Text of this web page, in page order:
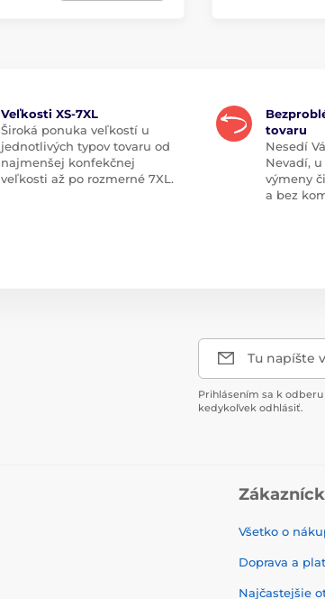
Veľkosti XS-7XL
Široká ponuka veľkostí u
jednotlivých typov tovaru od
najmenšej konfekčnej
veľkosti až po rozmerné 7XL.
tovaru
Nesedí
Nevadí,
výmeny
a bez
Tu napíšte
Prihlásením sa k
kedykoľvek odhlásiť.
Všetko o
Doprava a
Najčastejšie